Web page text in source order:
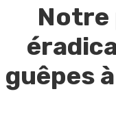
Notre
guêpes